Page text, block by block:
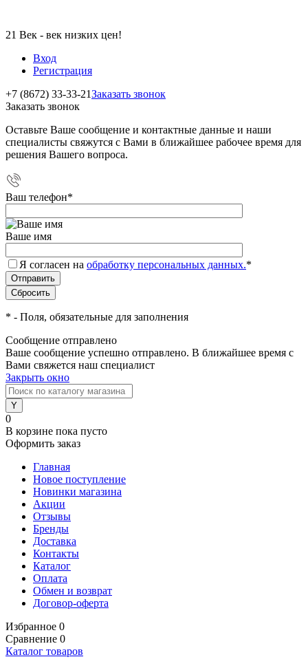
21 Век - век низких цен!
Вход
Регистрация
+7 (8672) 33-33-21Заказать звонок
Заказать звонок
Оставьте Ваше сообщение и контактные данные и наши
специалисты свяжутся с Вами в ближайшее рабочее время для
решения Вашего вопроса.
Ваш телефон*
Ваше имя
Я согласен на обработку персональных данных.*
* - Поля, обязательные для заполнения
Сообщение отправлено
Ваше сообщение успешно отправлено. В ближайшее время с
Вами свяжется наш специалист
Закрыть окно
0
В корзине пока пусто
Оформить заказ
Главная
Новое поступление
Новинки магазина
Акции
Отзывы
Бренды
Доставка
Контакты
Каталог
Оплата
Обмен и возврат
Договор-оферта
Избранное 0
Сравнение 0
Каталог товаров